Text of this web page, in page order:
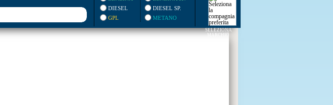
DIESEL
GPL
DIESEL SP.
METANO
SELEZIONA
MARCHIO